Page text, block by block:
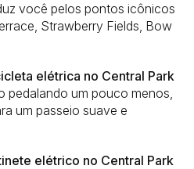
você pelos pontos icônicos
Strawberry Fields, Bow
elétrica no Central Park
pedalando um pouco menos,
um passeio suave e
elétrico no Central Park